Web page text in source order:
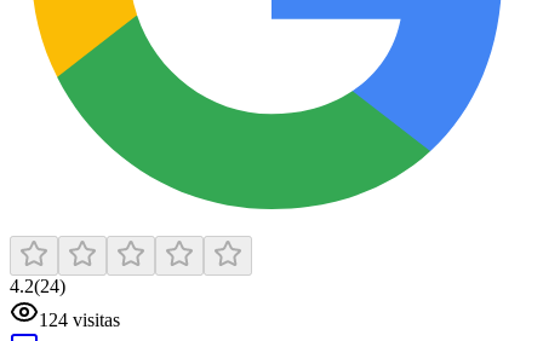
4.2(24)
124 visitas